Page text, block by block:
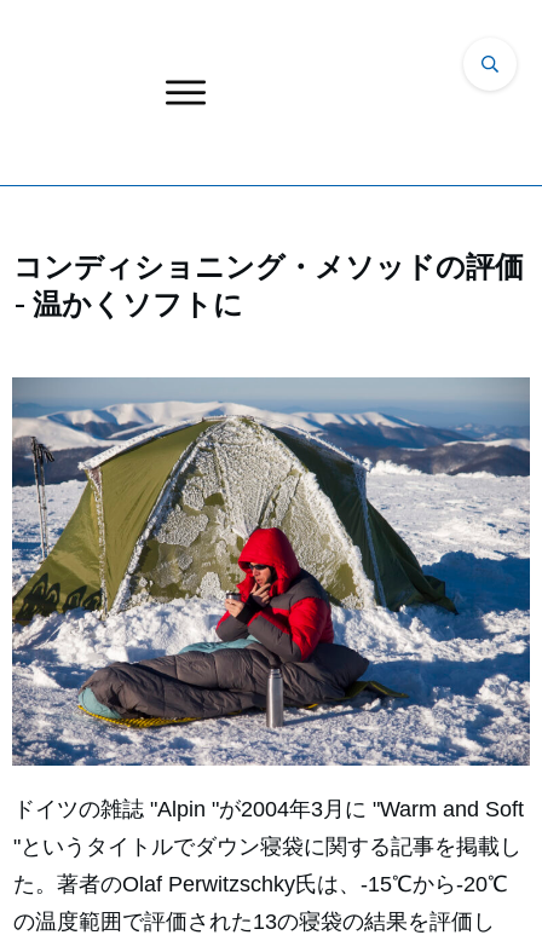
コンディショニング・メソッドの評価
- 温かくソフトに
ドイツの雑誌 "Alpin "が2004年3月に "Warm and Soft
"というタイトルでダウン寝袋に関する記事を掲載し
た。著者のOlaf Perwitzschky氏は、-15℃から-20℃
の温度範囲で評価された13の寝袋の結果を評価し